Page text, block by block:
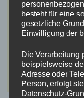
besteht für eine
gesetzliche
Einwilligung der
Die Verarbeitung
beispielsweise
Adresse oder
Person, erfolgt
Datenschutz-